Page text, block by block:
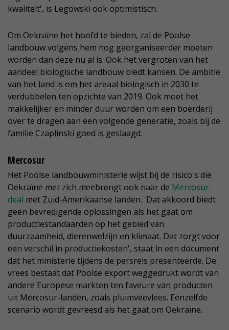
kwaliteit', is Legowski ook optimistisch.
Om Oekraïne het hoofd te bieden, zal de Poolse
landbouw volgens hem nog georganiseerder moeten
worden dan deze nu al is. Ook het vergroten van het
aandeel biologische landbouw biedt kansen. De ambitie
van het land is om het areaal biologisch in 2030 te
verdubbelen ten opzichte van 2019. Ook moet het
makkelijker en minder duur worden om een boerderij
over te dragen aan een volgende generatie, zoals bij de
familie Czaplinski goed is geslaagd.
Mercosur
Het Poolse landbouwministerie wijst bij de risico's die
Oekraïne met zich meebrengt ook naar de Mercosur-
deal met Zuid-Amerikaanse landen. 'Dat akkoord biedt
geen bevredigende oplossingen als het gaat om
productiestandaarden op het gebied van
duurzaamheid, dierenwelzijn en klimaat. Dat zorgt voor
een verschil in productiekosten', staat in een document
dat het ministerie tijdens de persreis presenteerde. De
vrees bestaat dat Poolse export weggedrukt wordt van
andere Europese markten ten faveure van producten
uit Mercosur-landen, zoals pluimveevlees. Eenzelfde
scenario wordt gevreesd als het gaat om Oekraïne.